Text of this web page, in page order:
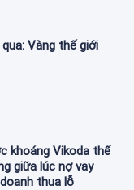
Vàng thế giới
khoáng Vikoda thế
giữa lúc nợ vay
thua lỗ